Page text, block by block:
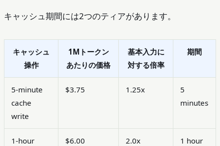
キャッシュ期間には2つのティアがあります。
キャッシュ
操作
1Mトークン
あたりの価格
基本入力に
対する倍率
期間
5-minute
cache
write
$3.75 1.25x
5
minutes
1-hour
$6.00 2.0x 1 hour